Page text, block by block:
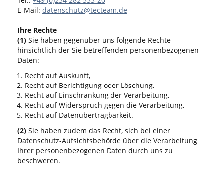
E-Mail: datenschutz@tecteam.de
Ihre Rechte
(1) Sie haben gegenüber uns folgende Rechte
hinsichtlich der Sie betreffenden personenbezogenen
Daten:
Recht auf Auskunft,
Recht auf Berichtigung oder Löschung,
Recht auf Einschränkung der Verarbeitung,
Recht auf Widerspruch gegen die Verarbeitung,
Recht auf Datenübertragbarkeit.
(2) Sie haben zudem das Recht, sich bei einer
Datenschutz-Aufsichtsbehörde über die Verarbeitung
Ihrer personenbezogenen Daten durch uns zu
beschweren.